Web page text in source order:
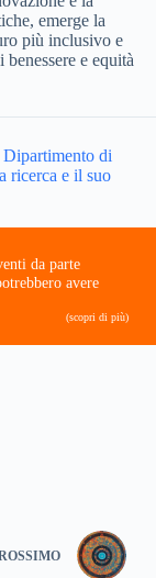
emerge la
più inclusivo e
e equità
di
ricerca e il suo
da parte
avere
(scopri di più)